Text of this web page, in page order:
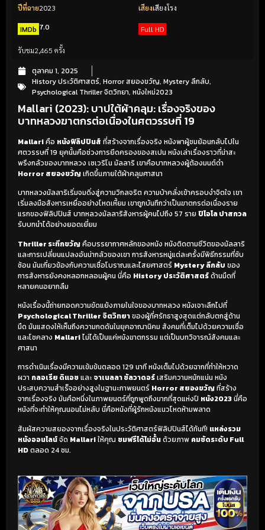
ปีที่ฉาย2023 เสียงเสียงโรง
IMDb 7.0 Full HD
รับชม2,465 ครั้ง
ตุลาคม 1, 2025
History ประวัติศาสตร์, Horror สยองขวัญ, Mystery ลึกลับ,
Psychological Thriller จิตวิทยา, หนังใหม่2023
Mallari (2023): บาปใต้ผ้าคลุม: เรื่องจริงของ
บาทหลวงฆาตกรต่อเนื่องในศตวรรษที่ 19
Mallariคือ หนังฟิลิปปินส์ ที่สร้างจากเรื่องจริง หนังพาผู้ชมย้อนกลับไปใน
ศตวรรษที่ 19 ยุคนั้นคือช่วงการยึดครองของสเปน หนังเล่าเรื่องราวที่น่าสะ
พรึงกลัวของบาทหลวง เซเวริโน มัลลาริ เขาคือบาทหลวงผู้ต้องมนต์ดำ
Horror สยองขวัญเกิดขึ้นภายใต้ผ้าคลุมศาสนา
บาทหลวงมัลลาริเริ่มจมดิ่งสู่ความวิกลจริต ความบ้าคลั่งเข้าครอบงำจิตใจ เขา
เริ่มลงมือสังหารเหยื่ออย่างโหดเหี้ยม เขาถูกบันทึกว่าเป็นฆาตกรต่อเนื่องราย
แรกของฟิลิปปินส์ บาทหลวงมัลลาริสังหารผู้คนไปถึง 57 ราย ปิโอโล ปาสกวล
รับบทนำได้อย่างยอดเยี่ยม
Thriller ระทึกขวัญคือบรรยากาศหลักของหนัง หนังติดตามชีวิตของมัลลาริ
และการเปลี่ยนแปลงอันน่ากลัวของเขา การสังหารหมู่แต่ละครั้งมีพิธีกรรมที่ซับ
ซ้อน มันเกี่ยวข้องกับความเชื่อโบราณและไสยศาสตร์ Mystery ลึกลับ ของ
การสังหารยังคงหลอกหลอนผู้คน นี่คือ History ประวัติศาสตร์ด้านมืดที่
หลายคนอยากลืม
หนังเรื่องนี้ถ่ายทอดความขัดแย้งภายในใจของบาทหลวง หนังเจาะลึกไปที่
Psychological Thriller จิตวิทยาของผู้ที่ศรัทธาสูงสุดแต่กลับตกสู่ด้าน
มืด มันแสดงให้เห็นถึงความกดดันในยุคอาณานิคม สังคมที่เต็มไปด้วยความเชื่อ
และโชคลาง Mallariไม่ได้เป็นแค่หนังฆาตกรรม แต่เป็นบทวิจารณ์สังคมและ
ศาสนา
การดำเนินเรื่องมีความเข้มข้นตลอด 129 นาที หนังเต็มไปด้วยฉากที่ทำให้หวาด
ผวา กลอเรีย ดิแอซและ จาเนลลา ซัลวาดอร์เสริมความหนักแน่น หนัง
ประสบความสำเร็จอย่างสูงในฐานะภาพยนตร์ Horror สยองขวัญที่สร้าง
จากเรื่องจริง มันคือหนึ่งในภาพยนตร์ที่ถูกพูดถึงมากที่สุดแห่งปี หนัง2023นี่คือ
หนังที่จะทำให้คุณนอนไม่หลับ นี่คือหนังที่ผู้รักหนังแนวโหดห้ามพลาด
สัมผัสความสยองจากเรื่องจริงในประวัติศาสตร์ฟิลิปปินส์ได้ทันที! แหล่งรวม
หนังออนไลน์จัด Mallariให้คุณ ชมฟรีได้ไม่อั้นด้วยภาพ คมชัดระดับ Full
HDตลอด 24 ชม.